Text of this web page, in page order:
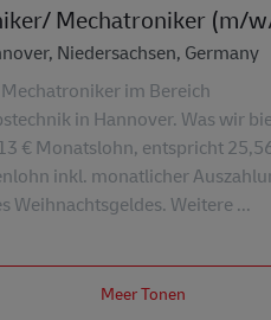
Mechatroniker (m/
Niedersachsen, Germany
im Bereich
in Hannover. Was wir
€ Monatslohn, entspricht
inkl. monatlicher
Weihnachtsgeldes. Weitere ...
Meer Tonen